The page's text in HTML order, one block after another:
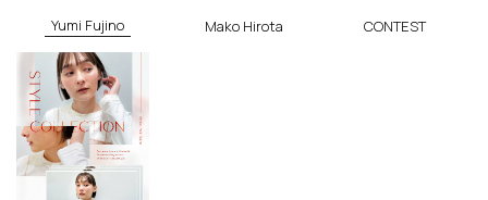
Yumi Fujino Mako Hirota CONTEST